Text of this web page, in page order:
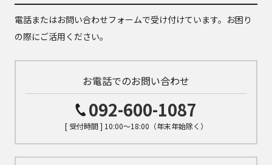
電話またはお問い合わせフォームで受け付けています。お困り
の際にご活用ください。
お電話でのお問い合わせ
092-600-1087
[ 受付時間 ] 10:00～18:00（年末年始除く）